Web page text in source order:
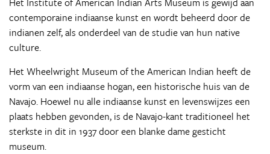
contemporaine indiaanse kunst en wordt beheerd door de
indianen zelf, als onderdeel van de studie van hun native
culture.
Het Wheelwright Museum of the American Indian heeft de
vorm van een indiaanse hogan, een historische huis van de
Navajo. Hoewel nu alle indiaanse kunst en levenswijzes een
plaats hebben gevonden, is de Navajo-kant traditioneel het
sterkste in dit in 1937 door een blanke dame gesticht
museum.